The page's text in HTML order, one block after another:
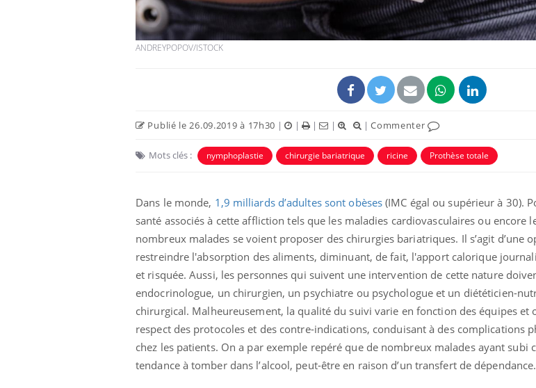
ANDREYPOPOV/ISTOCK
Publié le 26.09.2019 à 17h30 | | | | |Commenter
Mots clés : nymphoplastie chirurgie bariatrique ricine Prothèse totale
Dans le monde, 1,9 milliards d’adultes sont obèses (IMC égal ou supérieur à 30).
santé associés à cette affliction tels que les maladies cardiovasculaires ou encore
nombreux malades se voient proposer des chirurgies bariatriques. Il s’agit d’une
restreindre l'absorption des aliments, diminuant, de fait, l'apport calorique
et risquée. Aussi, les personnes qui suivent une intervention de cette nature
endocrinologue, un chirurgien, un psychiatre ou psychologue et un diététicien-
chirurgical. Malheureusement, la qualité du suivi varie en fonction des équipes et
respect des protocoles et des contre-indications, conduisant à des complications
chez les patients. On a par exemple repéré que de nombreux malades ayant subi
tendance à tomber dans l’alcool, peut-être en raison d’un transfert de dépendance.
Il y a des sujets qui sont faciles à aborder...
d'autres non ! D'un côté, poser des
questions sur la maladie d'un proche c'est
Fatigue, irritabilité, brouillard mental ou
même alopécie… Les symptômes de la
carence en fer sont multiples ce qui la rend
En
reste